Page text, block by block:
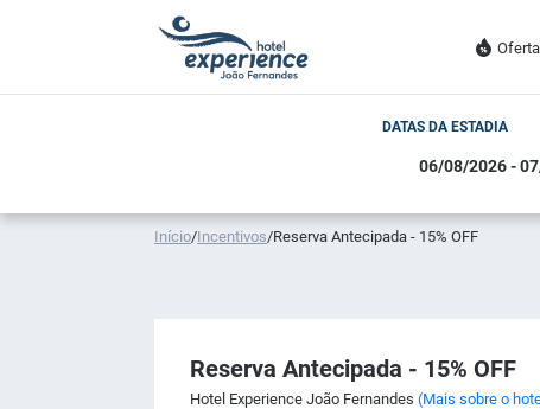
DATAS DA ESTADIA
Início/Incentivos/Reserva Antecipada - 15% OFF
Reserva Antecipada - 15% OFF
Hotel Experience João Fernandes (Mais sobre o